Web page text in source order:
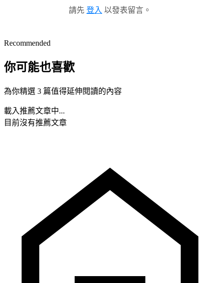
請先 登入 以發表留言。
Recommended
你可能也喜歡
為你精選 3 篇值得延伸閱讀的內容
載入推薦文章中...
目前沒有推薦文章